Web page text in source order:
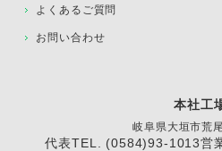
よくあるご質問
お問い合わせ
本社工
岐阜県大垣市荒
代表TEL. (0584)93-1013営